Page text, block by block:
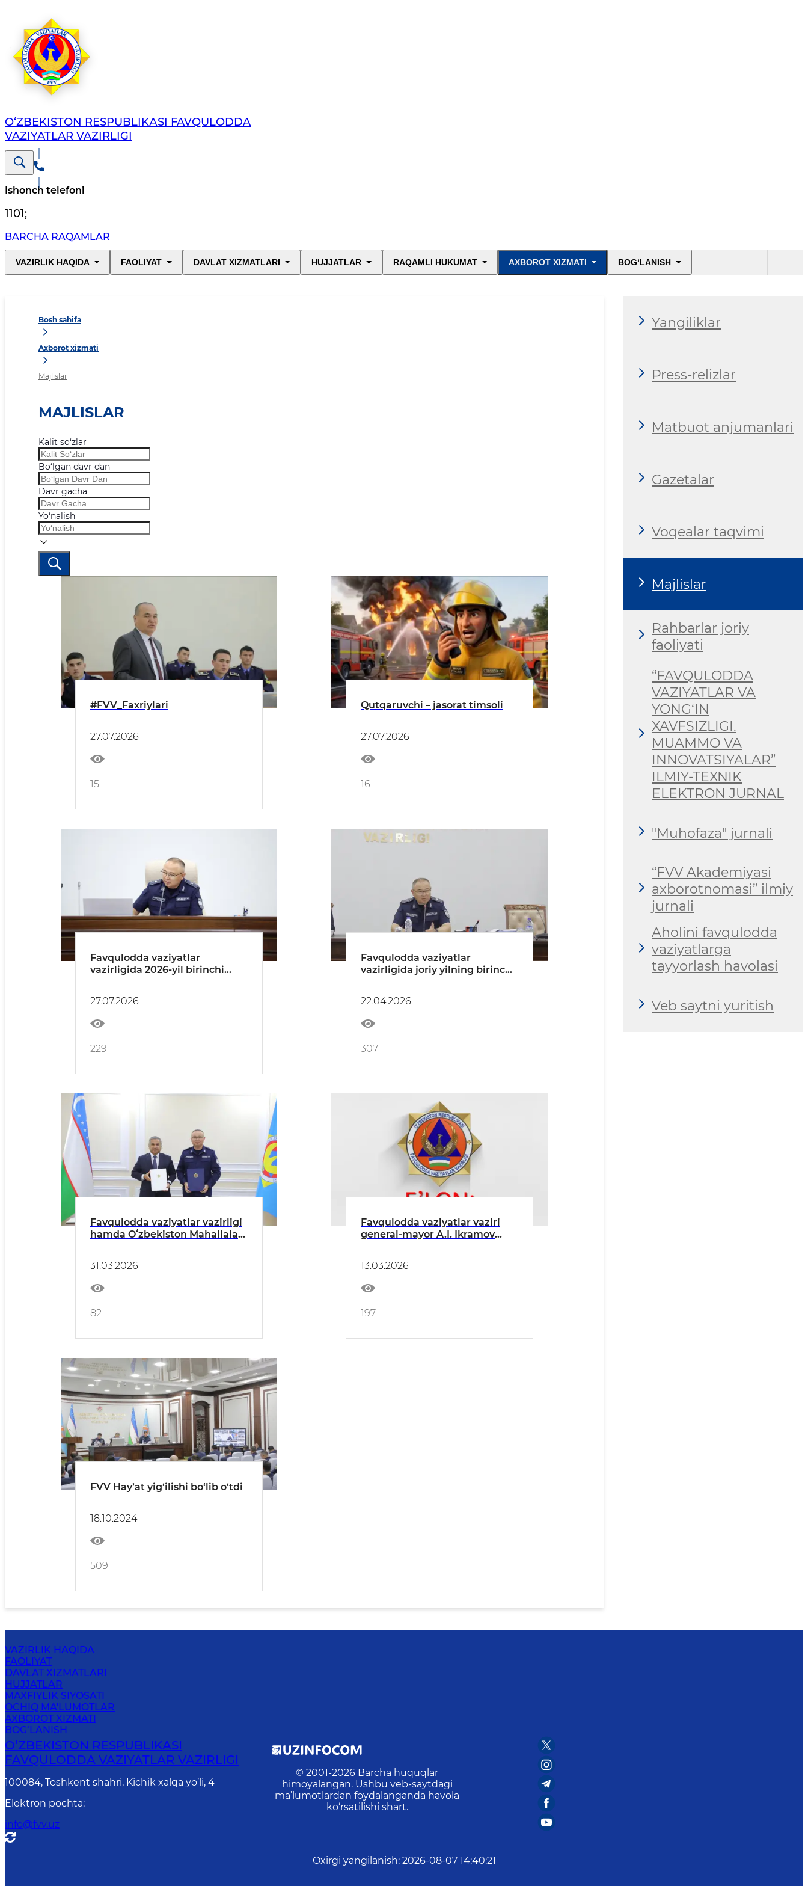
O‘ZBЕKISTОN RЕSPUBLIKАSI FAVQULODDA
VAZIYATLAR VAZIRLIGI
Ishonch telefoni
1101;
BARCHA RAQAMLAR
VAZIRLIK HAQIDA FAOLIYAT DAVLAT XIZMATLARI HUJJATLAR RAQAMLI HUKUMAT AXBOROT XIZMATI BOG‘LANISH
Bosh sahifa
Axborot xizmati
Majlislar
MAJLISLAR
Kalit so‘zlar
Bo‘lgan davr dan
Davr gacha
Yo‘nalish
#FVV_Faxriylari
27.07.2026
15
Qutqaruvchi – jasorat timsoli
27.07.2026
16
Favqulodda vaziyatlar
vazirligida 2026-yil birinchi
boʻlib oʻtdi
27.07.2026
229
Favqulodda vaziyatlar
vazirligida joriy yilning birinchi
boʻlib oʻtdi
22.04.2026
307
Favqulodda vaziyatlar vazirligi
hamda Oʻzbekiston Mahallalari
Memorandum imzolandi
31.03.2026
82
Favqulodda vaziyatlar vaziri
general-mayor A.I. Ikramov
qilayotgan harbiy xizmatchilar
hamda ularning oila a’zolari
bilan qabul o‘tkaziladi
13.03.2026
197
FVV Hay’at yig‘ilishi bo‘lib o‘tdi
18.10.2024
509
Yangiliklar
Press-relizlar
Matbuot anjumanlari
Gazetalar
Voqealar taqvimi
Majlislar
Rahbarlar joriy
faoliyati
“FAVQULODDA
VAZIYATLAR VA
YONG‘IN
XAVFSIZLIGI.
MUAMMO VA
INNOVATSIYALAR”
ILMIY-TEXNIK
ELEKTRON JURNAL
"Muhofaza" jurnali
“FVV Akademiyasi
axborotnomasi” ilmiy
jurnali
Aholini favqulodda
vaziyatlarga
tayyorlash havolasi
Veb saytni yuritish
VAZIRLIK HAQIDA
FAOLIYAT
DAVLAT XIZMATLARI
HUJJATLAR
MAXFIYLIK SIYOSATI
OCHIQ MA'LUMOTLAR
AXBOROT XIZMATI
BOG‘LANISH
O‘ZBЕKISTОN RЕSPUBLIKАSI
FAVQULODDA VAZIYATLAR VAZIRLIGI
100084, Toshkent shahri, Kichik xalqa yo’li, 4
Elektron pochta:
info@fvv.uz
© 2001-2026 Barcha huquqlar
himoyalangan. Ushbu veb-saytdagi
ma’lumotlardan foydalanganda havola
ko‘rsatilishi shart.
Oxirgi yangilanish: 2026-08-07 14:40:21